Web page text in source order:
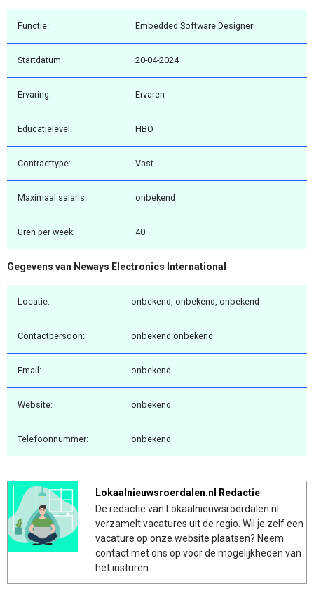
Functie: Embedded Software Designer
Startdatum: 20-04-2024
Ervaring: Ervaren
Educatielevel: HBO
Contracttype: Vast
Maximaal salaris: onbekend
Uren per week: 40
Gegevens van Neways Electronics International
Locatie: onbekend, onbekend, onbekend
Contactpersoon: onbekend onbekend
Email: onbekend
Website: onbekend
Telefoonnummer: onbekend
Lokaalnieuwsroerdalen.nl Redactie
De redactie van Lokaalnieuwsroerdalen.nl
verzamelt vacatures uit de regio. Wil je zelf een
vacature op onze website plaatsen? Neem
contact met ons op voor de mogelijkheden van
het insturen.